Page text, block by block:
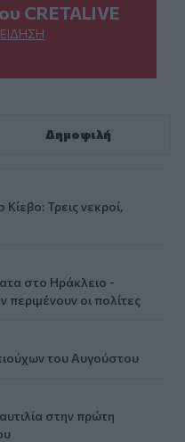
CRETALIVE
Δημοφιλή
Τρεις νεκροί,
στο Ηράκλειο -
οι πολίτες
του Αυγούστου
στην πρώτη